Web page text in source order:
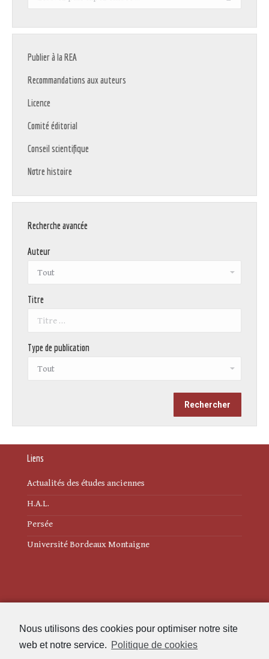
Nous utilisons des cookies pour optimiser notre site
web et notre service. Politique de cookies
Publier à la REA
Recommandations aux auteurs
Licence
Comité éditorial
Conseil scientifique
Notre histoire
Recherche avancée
Auteur
Titre
Type de publication
Liens
Actualités des études anciennes
H.A.L.
Persée
Université Bordeaux Montaigne
Politique de cookies (UE)